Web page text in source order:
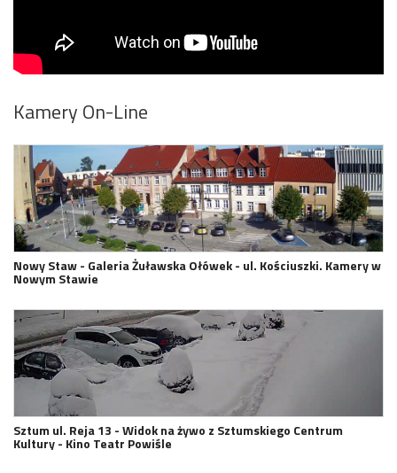
Kamery On-Line
Nowy Staw - Galeria Żuławska Ołówek - ul. Kościuszki. Kamery w
Nowym Stawie
Sztum ul. Reja 13 - Widok na żywo z Sztumskiego Centrum
Kultury - Kino Teatr Powiśle